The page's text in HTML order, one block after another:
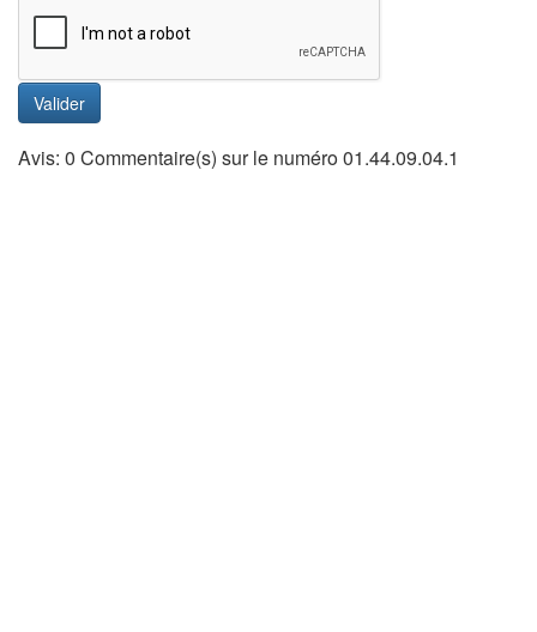
Valider
Avis: 0 Commentaire(s) sur le numéro 01.44.09.04.1